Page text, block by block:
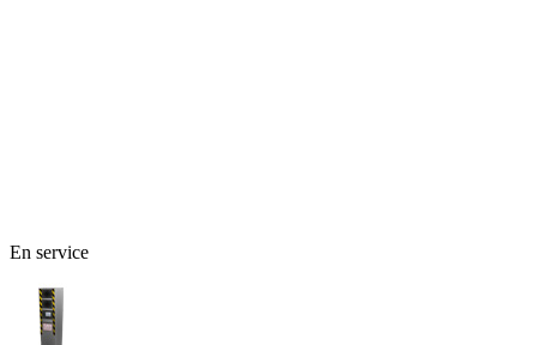
En service